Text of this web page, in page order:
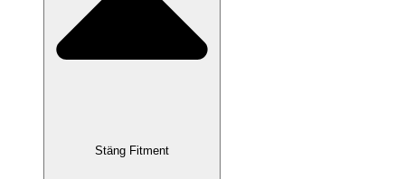
Stäng Fitment